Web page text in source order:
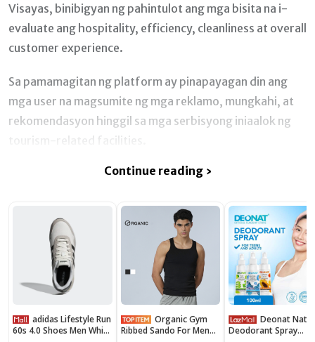
Visayas, binibigyan ng pahintulot ang mga bisita na i-
evaluate ang hospitality, efficiency, cleanliness at overall
customer experience.
Sa pamamagitan ng platform ay pinapayagan din ang
mga user na magsumite ng mga reklamo, mungkahi, at
rekomendasyon hinggil sa mga serbisyong iniaalok ng
tourism-related facilities.
Continue reading ›
adidas Lifestyle Run
60s 4.0 Shoes Men White
Ribbed Sando For Men
Deodorant Spray